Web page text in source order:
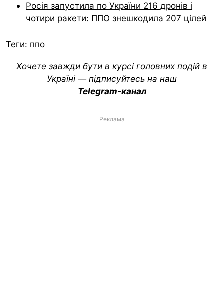
Росія запустила по України 216 дронів і
чотири ракети: ППО знешкодила 207 цілей
Теги: ппо
Хочете завжди бути в курсі головних подій в
Україні — підписуйтесь на наш
Telegram-канал
Реклама